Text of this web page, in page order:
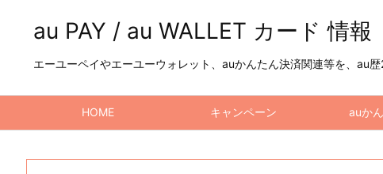
au PAY / au WALLET カード 情報
エーユーペイやエーユーウォレット、auかんたん決済関連等を、au
HOME キャンペーン auか